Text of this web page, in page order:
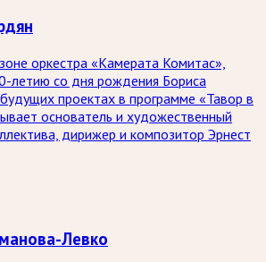
оркестра «Камерата Комитас»,
летию со дня рождения Бориса
проектах в программе «Тавор в
основатель и художественный
дирижер и композитор Эрнест
Левко